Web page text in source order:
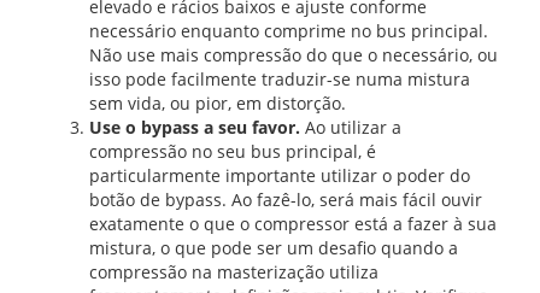
elevado e rácios baixos e ajuste conforme
necessário enquanto comprime no bus principal.
Não use mais compressão do que o necessário, ou
isso pode facilmente traduzir-se numa mistura
sem vida, ou pior, em distorção.
Use o bypass a seu favor. Ao utilizar a
compressão no seu bus principal, é
particularmente importante utilizar o poder do
botão de bypass. Ao fazê-lo, será mais fácil ouvir
exatamente o que o compressor está a fazer à sua
mistura, o que pode ser um desafio quando a
compressão na masterização utiliza